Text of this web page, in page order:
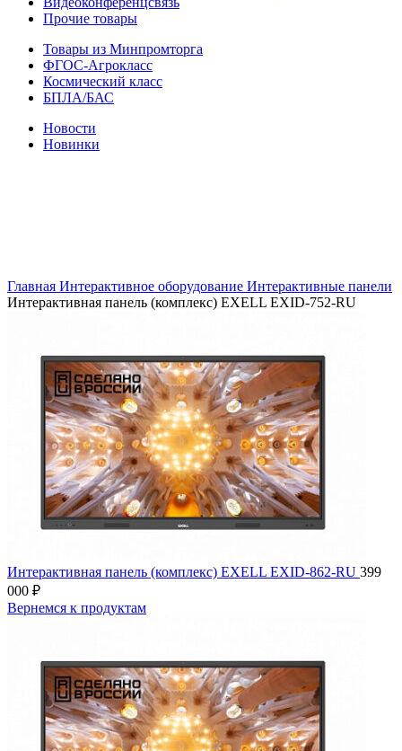
Прочие товары
Товары из Минпромторга
ФГОС-Агрокласс
Космический класс
БПЛА/БАС
Новости
Новинки
Главная Интерактивное оборудование Интерактивные панели
Интерактивная панель (комплекс) EXELL EXID-752-RU
Интерактивная панель (комплекс) EXELL EXID-862-RU 399
000 ₽
Вернемся к продуктам